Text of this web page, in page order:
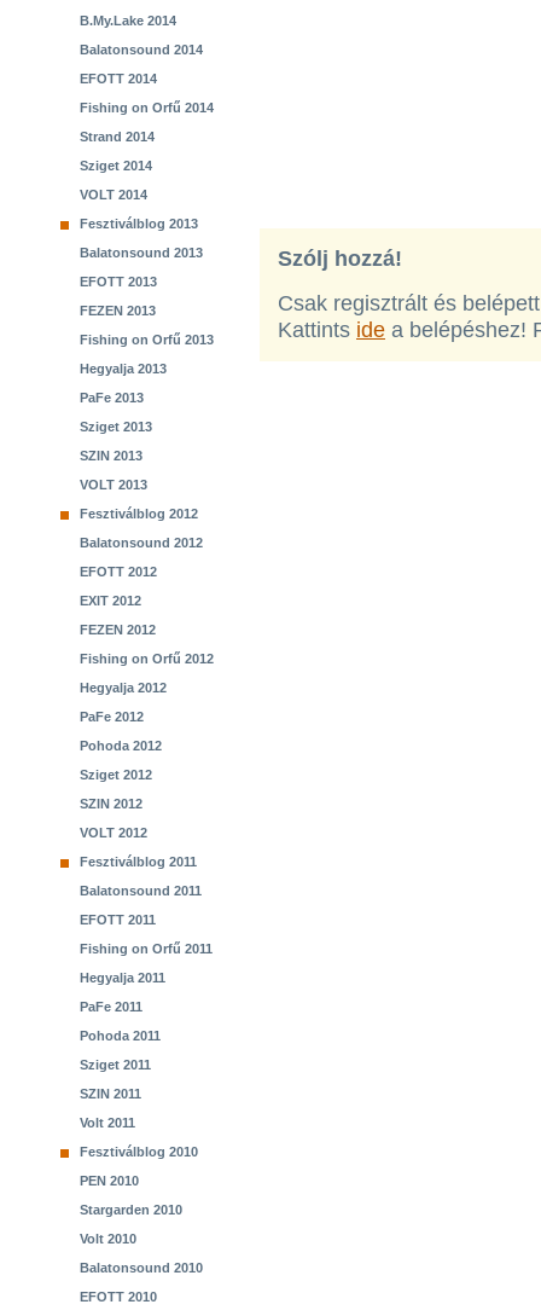
B.My.Lake 2014
Balatonsound 2014
EFOTT 2014
Fishing on Orfű 2014
Strand 2014
Sziget 2014
VOLT 2014
Fesztiválblog 2013
Balatonsound 2013
EFOTT 2013
FEZEN 2013
Fishing on Orfű 2013
Hegyalja 2013
PaFe 2013
Sziget 2013
SZIN 2013
VOLT 2013
Fesztiválblog 2012
Balatonsound 2012
EFOTT 2012
EXIT 2012
FEZEN 2012
Fishing on Orfű 2012
Hegyalja 2012
PaFe 2012
Pohoda 2012
Sziget 2012
SZIN 2012
VOLT 2012
Fesztiválblog 2011
Balatonsound 2011
EFOTT 2011
Fishing on Orfű 2011
Hegyalja 2011
PaFe 2011
Pohoda 2011
Sziget 2011
SZIN 2011
Volt 2011
Fesztiválblog 2010
PEN 2010
Stargarden 2010
Volt 2010
Balatonsound 2010
EFOTT 2010
Szólj hozzá!
Csak regisztrált és
Kattints ide a belépéshez!